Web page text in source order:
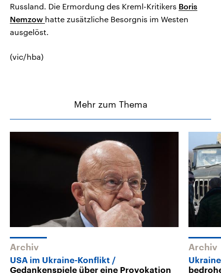
Russland. Die Ermordung des Kreml-Kritikers Boris
Nemzow hatte zusätzliche Besorgnis im Westen
ausgelöst.
(vic/hba)
Mehr zum Thema
Archiv
USA im Ukraine-Konflikt
Gedankenspiele über eine Provokation
Archiv